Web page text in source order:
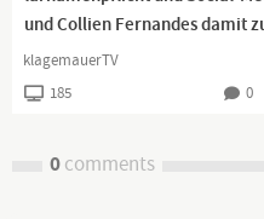
und Collien Fernandes damit
klagemauerTV
185 0
0comments